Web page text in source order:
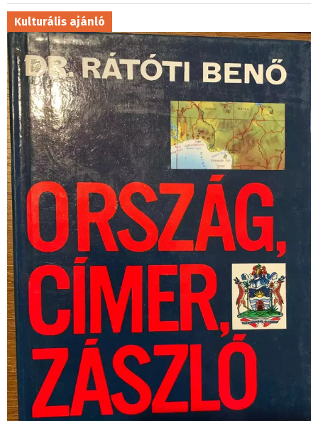
Kulturális ajánló